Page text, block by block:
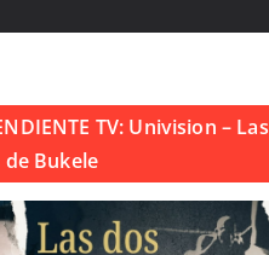
TV: Univision – Las
de Bukele